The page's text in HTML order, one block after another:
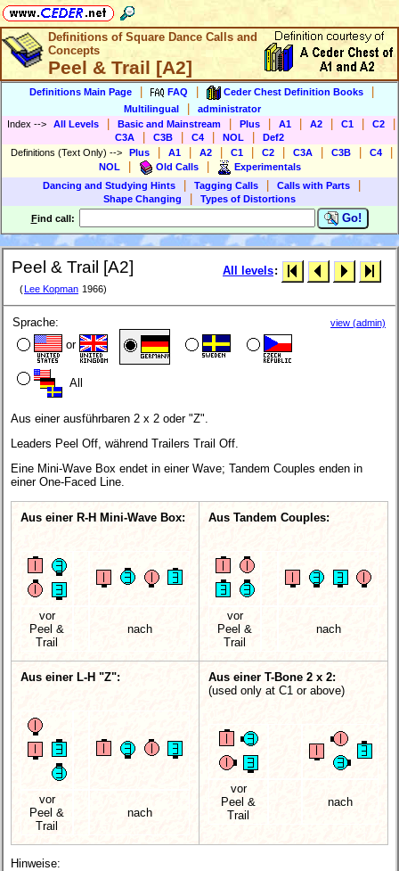
Definitions of Square Dance Calls and
Concepts
Peel & Trail [A2]
Definitions Main Page FAQ Ceder Chest Definition Books
Multilingual
administrator
Index --> All Levels Basic and Mainstream Plus A1 A2 C1 C2
C3A C3B C4 NOL
Def2
Definitions (Text Only) --> Plus A1 A2 C1 C2 C3A C3B C4
NOL Old Calls
Experimentals
Dancing and Studying Hints
Tagging Calls Calls with Parts
Shape Changing
Types of Distortions
Find call: Go!
Peel & Trail [A2]
( Lee Kopman 1966)
All levels:
Sprache:
or
All
view (admin)
Aus einer ausführbaren 2 x 2 oder "Z".
Leaders Peel Off, während Trailers Trail Off.
Eine Mini-Wave Box endet in einer Wave; Tandem Couples enden in
einer One-Faced Line.
Aus einer R-H Mini-Wave Box:
vor
Peel &
Trail
nach
Aus Tandem Couples:
vor
Peel &
Trail
nach
Aus einer L-H "Z":
vor
Peel &
Trail
nach
Aus einer T-Bone 2 x 2:
(used only at C1 or above)
vor
Peel &
Trail
nach
Hinweise: